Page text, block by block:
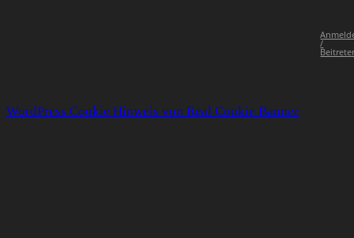
/
WordPress Cookie Hinweis von Real Cookie Banner